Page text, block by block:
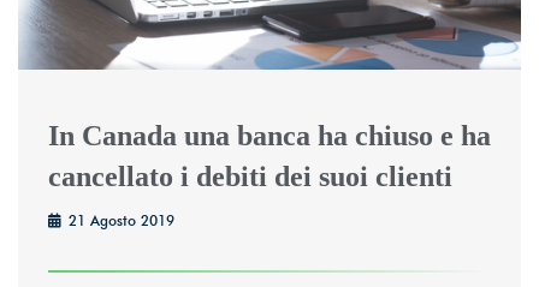
In Canada una banca ha chiuso e ha
cancellato i debiti dei suoi clienti
21 Agosto 2019